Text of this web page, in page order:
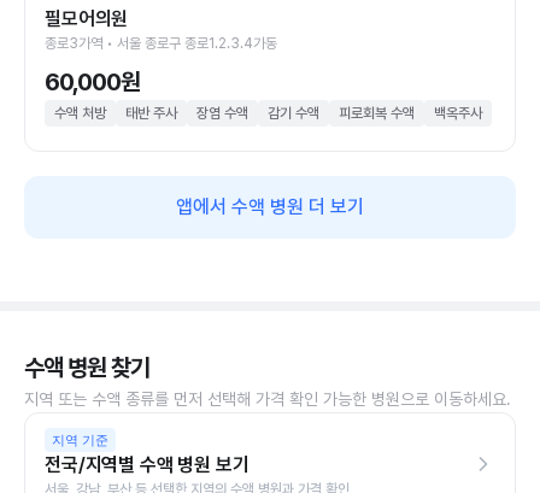
필모어의원
종로3가역 • 서울 종로구 종로1.2.3.4가동
60,000원
수액 처방 태반 주사 장염 수액 감기 수액 피로회복 수액 백옥주사
앱에서 수액 병원 더 보기
수액 병원 찾기
지역 또는 수액 종류를 먼저 선택해 가격 확인 가능한 병원으로 이동하세요.
지역 기준
전국/지역별 수액 병원 보기
서울, 강남, 부산 등 선택한 지역의 수액 병원과 가격 확인